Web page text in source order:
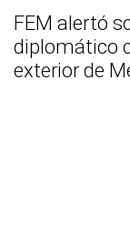
FEM alertó
diplomático
exterior de